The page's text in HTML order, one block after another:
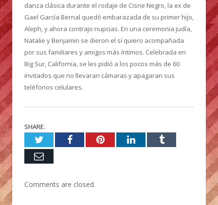
danza clásica durante el rodaje de Cisne Negro, la ex de
Gael García Bernal quedó embarazada de su primer hijo,
Aleph, y ahora contrajo nupcias. En una ceremonia judía,
Natalie y Benjamin se dieron el sí quiero acompañada
por sus familiares y amigos más íntimos. Celebrada en
Big Sur, California, se les pidió a los pocos más de 60
invitados que no llevaran cámaras y apagaran sus
teléfonos celulares.
SHARE.
TwitterFacebookPinterestLinkedInTumblr
Email
Comments are closed.